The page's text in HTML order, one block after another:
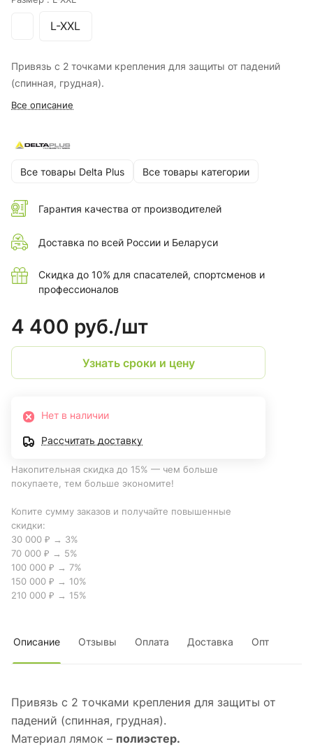
L-XXL
Привязь с 2 точками крепления для защиты от падений
(спинная, грудная).
Все описание
Все товары Delta Plus Все товары категории
Гарантия качества от производителей
Доставка по всей России и Беларуси
Скидка до 10% для спасателей, спортсменов и
профессионалов
4 400 руб./шт
Узнать сроки и цену
Нет в наличии
Рассчитать доставку
Накопительная скидка до 15% — чем больше
покупаете, тем больше экономите!
Копите сумму заказов и получайте повышенные
скидки:
30 000 ₽ → 3%
70 000 ₽ → 5%
100 000 ₽ → 7%
150 000 ₽ → 10%
210 000 ₽ → 15%
Описание Отзывы Оплата Доставка Опт
Привязь с 2 точками крепления для защиты от
падений (спинная, грудная).
Материал лямок – полиэстер.